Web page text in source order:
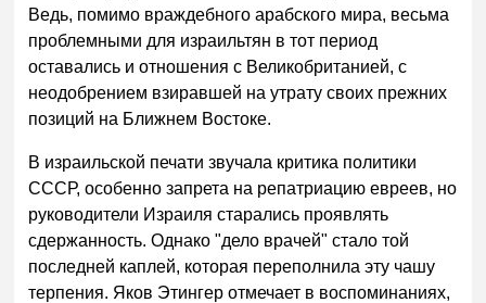
Ведь, помимо враждебного арабского мира, весьма
проблемными для израильтян в тот период
оставались и отношения с Великобританией, с
неодобрением взиравшей на утрату своих прежних
позиций на Ближнем Востоке.
В израильской печати звучала критика политики
СССР, особенно запрета на репатриацию евреев, но
руководители Израиля старались проявлять
сдержанность. Однако "дело врачей" стало той
последней каплей, которая переполнила эту чашу
терпения. Яков Этингер отмечает в воспоминаниях,